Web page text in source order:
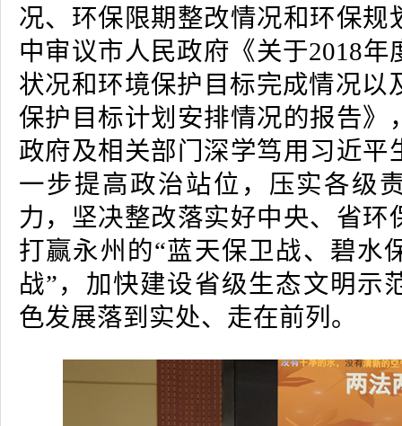
况、环保限期整改情况和环保规
中审议市人民政府《关于2018年
状况和环境保护目标完成情况以
保护目标计划安排情况的报告》
政府及相关部门深学笃用习近平
一步提高政治站位，压实各级
力，坚决整改落实好中央、省环
打赢永州的“蓝天保卫战、碧水
战”，加快建设省级生态文明示
色发展落到实处、走在前列。